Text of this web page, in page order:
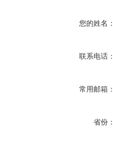
您的姓名
联系电话
常用邮箱
省份